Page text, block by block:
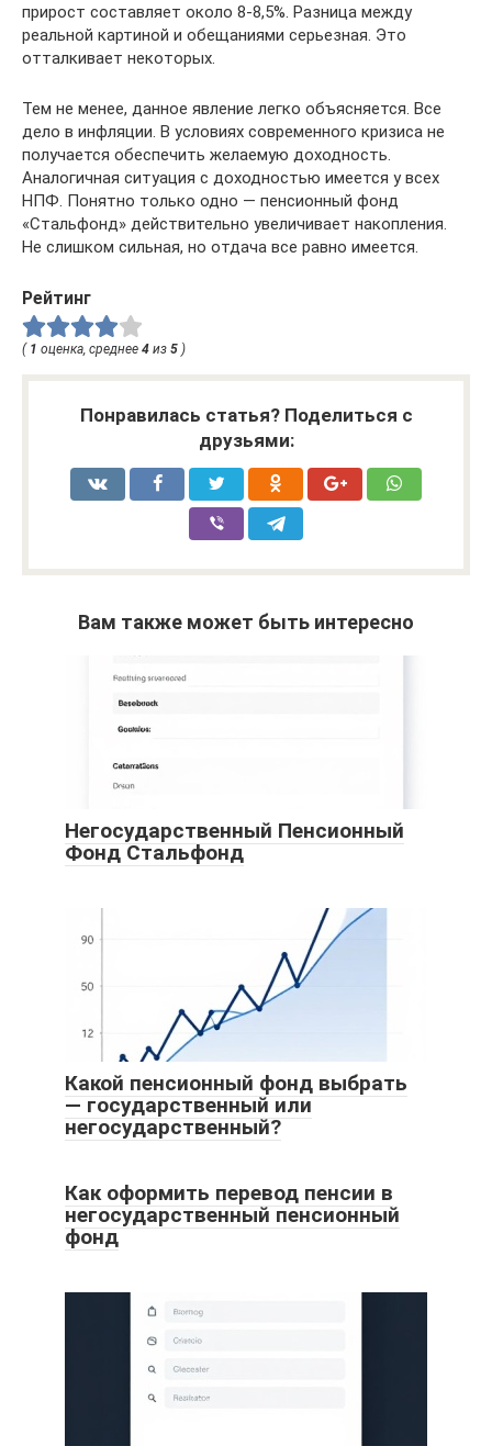
прирост составляет около 8-8,5%. Разница между
реальной картиной и обещаниями серьезная. Это
отталкивает некоторых.
Тем не менее, данное явление легко объясняется. Все
дело в инфляции. В условиях современного кризиса не
получается обеспечить желаемую доходность.
Аналогичная ситуация с доходностью имеется у всех
НПФ. Понятно только одно — пенсионный фонд
«Стальфонд» действительно увеличивает накопления.
Не слишком сильная, но отдача все равно имеется.
Рейтинг
( 1 оценка, среднее 4 из 5 )
Понравилась статья? Поделиться с
друзьями:
Вам также может быть интересно
Негосударственный Пенсионный
Фонд Стальфонд
Какой пенсионный фонд выбрать
— государственный или
негосударственный?
Как оформить перевод пенсии в
негосударственный пенсионный
фонд